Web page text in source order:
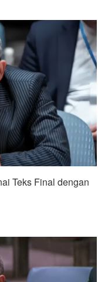
Teks Final dengan